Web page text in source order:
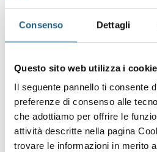
Consenso Dettagli
Questo sito web utilizza i cookie
Il seguente pannello ti consente
preferenze di consenso alle
che adottiamo per offrire le
attività descritte nella pagina
trovare le informazioni in merito
Accedi con le credenziali che hai
iscrizione:
AZIENDA PRIVATO